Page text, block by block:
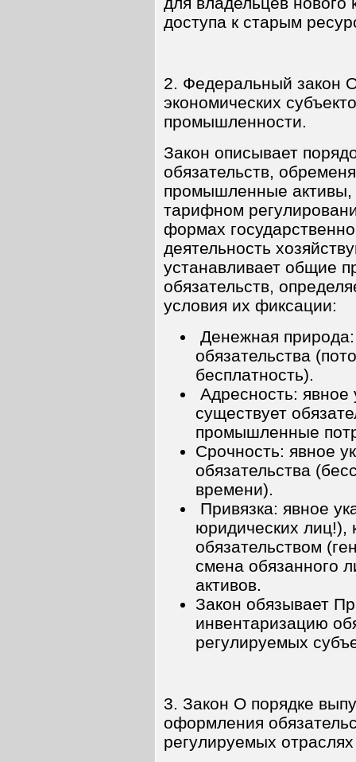
доступа к старым
2. Федеральный закон
экономических
промышленности.
Закон описывает
обязательств,
промышленные активы,
тарифном
формах
деятельность
устанавливает общие
обязательств,
условия их фиксации:
Денежная
обязательства
бесплатность).
Адресность: явное
существует
промышленные
Срочность: явное
обязательства
времени).
Привязка: явное
юридических
обязательством
смена обязанного
активов.
Закон обязывает
инвентаризацию
регулируемых
3. Закон О порядке
оформления
регулируемых